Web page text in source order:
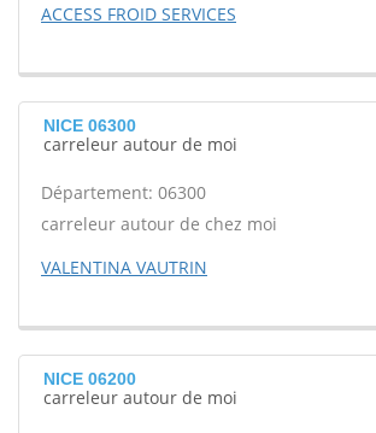
ACCESS FROID SERVICES
NICE 06300
carreleur autour de moi
Département: 06300
carreleur autour de chez moi
VALENTINA VAUTRIN
NICE 06200
carreleur autour de moi